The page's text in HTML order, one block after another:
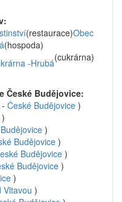
(restaurace)Obec
(hospoda)
-Hrubá(cukrárna)
České Budějovice:
České Budějovice )
)
)
Budějovice )
Budějovice )
Budějovice )
)
Vltavou )